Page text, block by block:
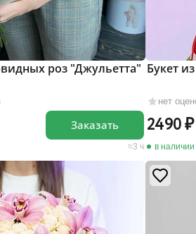
роз "Джульетта"
3 ч
Заказать
нет
Букет
2490
в наличии